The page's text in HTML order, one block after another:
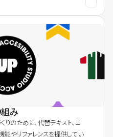
組み
りのために、代替テキスト、コ
能やリファレンスを提供してい